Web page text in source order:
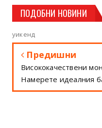
ПОДОБНИ НОВИНИ
уикенд
Предишни
Висококачествени
Намерете идеалния